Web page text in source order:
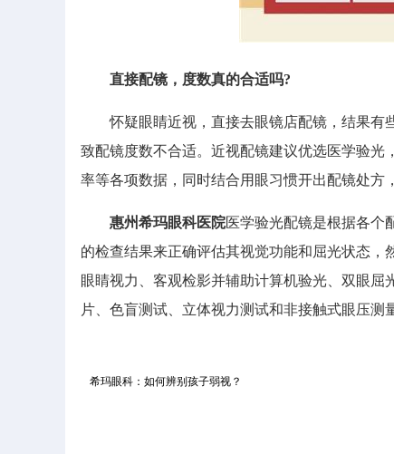
直接配镜，度数真的合适吗?
怀疑眼睛近视，直接去眼镜店配镜，结果有
致配镜度数不合适。近视配镜建议优选医学验光
率等各项数据，同时结合用眼习惯开出配镜处方
惠州希玛眼科医院医学验光配镜是根据各个
的检查结果来正确评估其视觉功能和屈光状态
眼睛视力、客观检影并辅助计算机验光、双眼
片、色盲测试、立体视力测试和非接触式眼压测
希玛眼科：如何辨别孩子弱视？